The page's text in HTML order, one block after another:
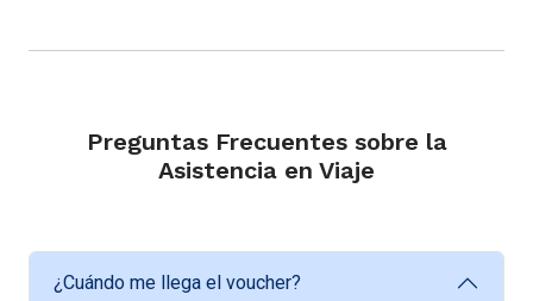
Preguntas Frecuentes sobre la
Asistencia en Viaje
¿Cuándo me llega el voucher?